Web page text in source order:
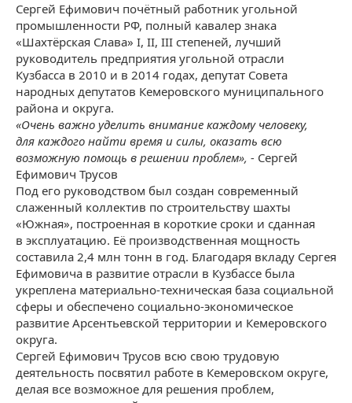
Сергей Ефимович почётный работник угольной
промышленности РФ, полный кавалер знака
«Шахтёрская Слава» I, II, III степеней, лучший
руководитель предприятия угольной отрасли
Кузбасса в 2010 и в 2014 годах, депутат Совета
народных депутатов Кемеровского муниципального
района и округа.
«Очень важно уделить внимание каждому человеку,
для каждого найти время и силы, оказать всю
возможную помощь в решении проблем», - Сергей
Ефимович Трусов
Под его руководством был создан современный
слаженный коллектив по строительству шахты
«Южная», построенная в короткие сроки и сданная
в эксплуатацию. Её производственная мощность
составила 2,4 млн тонн в год. Благодаря вкладу Сергея
Ефимовича в развитие отрасли в Кузбассе была
укреплена материально-техническая база социальной
сферы и обеспечено социально-экономическое
развитие Арсентьевской территории и Кемеровского
округа.
Сергей Ефимович Трусов всю свою трудовую
деятельность посвятил работе в Кемеровском округе,
делая все возможное для решения проблем,